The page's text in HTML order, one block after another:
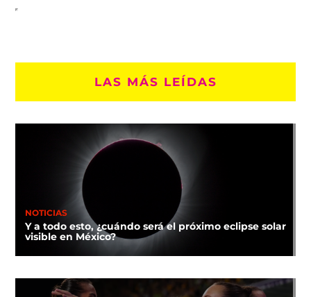
LAS MÁS LEÍDAS
NOTICIAS
Y a todo esto, ¿cuándo será el próximo eclipse solar
visible en México?